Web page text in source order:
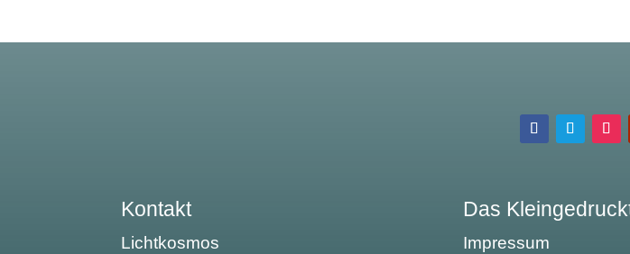
Kontakt
Lichtkosmos
Das
Impressum